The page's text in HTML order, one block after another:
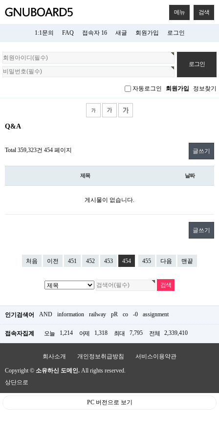
메뉴 검색
1:1문의 FAQ 접속자 16 새글 회원가입 로그인
회
원
로
자동로그인 회원가입 정보찾기
Q&A
Total 359,323건 454 페이지 글쓰기
제목 날짜
게시물이 없습니다.
글쓰기
처음 이전 451 452 453 454 455 다음 맨끝
인기검색어 AND information railway pR co -0 assignment
접속자집계 오늘 1,214 어제 1,318 최대 7,795 전체 2,339,410
회사소개 개인정보취급방침 서비스이용약관
Copyright © 소유하신 도메인. All rights reserved.
상단으로
PC 버전으로 보기